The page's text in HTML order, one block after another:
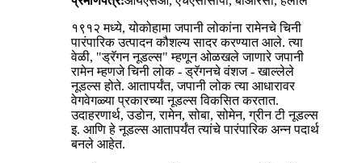
१९१२ मध्ये, योकोहामा जपानी लोकांना रामेनचे चिनी
पारंपारिक उत्पादन कौशल्य सादर करण्यात आले. त्या
वेळी, "ड्रॅगन नूडल्स" म्हणून ओळखले जाणारे जपानी
रामेन म्हणजे चिनी लोक - ड्रॅगनचे वंशज - खाल्लेले
नूडल्स होते. आतापर्यंत, जपानी लोक त्या आधारावर
वेगवेगळ्या प्रकारच्या नूडल्स विकसित करतात.
उदाहरणार्थ, उडोन, रामेन, सोबा, सोमेन, ग्रीन टी नूडल्स
इ. आणि हे नूडल्स आतापर्यंत त्यांचे पारंपारिक अन्न पदार्थ
बनले आहेत.